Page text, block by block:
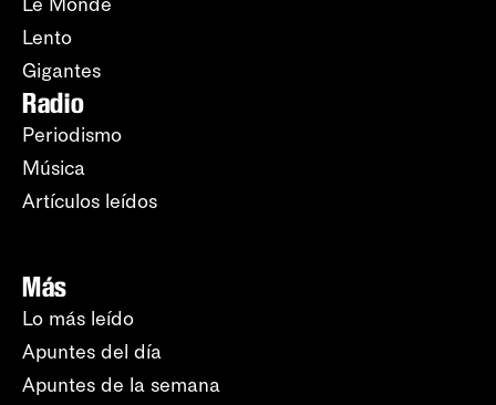
Le Monde
Lento
Gigantes
Radio
Periodismo
Música
Artículos leídos
Más
Lo más leído
Apuntes del día
Apuntes de la semana